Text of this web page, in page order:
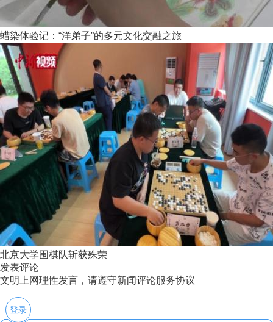
蜡染体验记：“洋弟子”的多元文化交融之旅
北京大学围棋队斩获殊荣
发表评论
文明上网理性发言，请遵守新闻评论服务协议
登录